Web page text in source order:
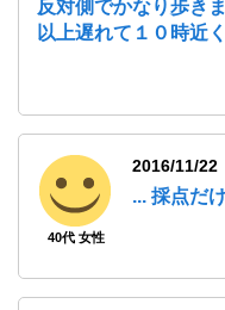
反対側でかなり歩き
以上遅れて１０時近
40代 女性
2016/11/22
... 採点だ